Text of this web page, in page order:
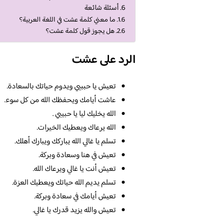
أسئلة شائعة
ما معني كلمة عشت في اللغة العربية؟
هل يجوز قول كلمة عشت؟
الرد على عشت
تعيش يا حببيي ويدوم حياتك بالسعادة.
عاشت أيامك ويحفظك الله من كل سوء.
الله يخليك ليا يا حبيبي .
الله يرعاك ويعطيك الخيرات.
تسلم يا غالي الله يباركك ويبارك أهلك.
تعيش في هنا وسعادة وبركة.
تعيش أنت يا غالي ويرعاك الله.
تسلم يديم الله حياتك ويعطيك العزة.
تعيش أيامك في سعادة وبركة.
تعيش والله يزيد قدرك يا غالي.